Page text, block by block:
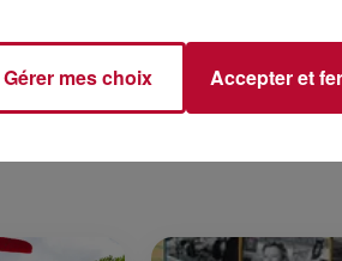
Gérer mes choix Accepter et